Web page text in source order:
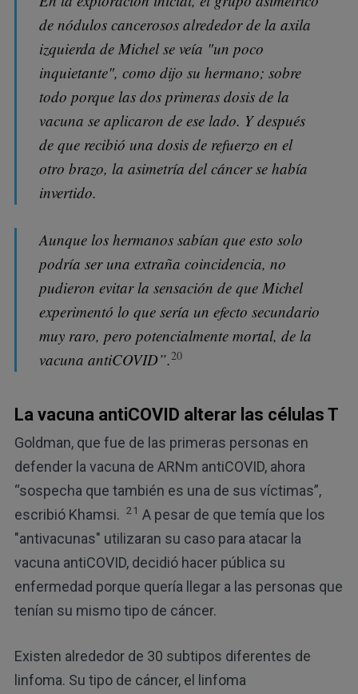
de nódulos cancerosos alrededor de la axila
izquierda de Michel se veía "un poco
inquietante", como dijo su hermano; sobre
todo porque las dos primeras dosis de la
vacuna se aplicaron de ese lado. Y después
de que recibió una dosis de refuerzo en el
otro brazo, la asimetría del cáncer se había
invertido.
Aunque los hermanos sabían que esto solo
podría ser una extraña coincidencia, no
pudieron evitar la sensación de que Michel
experimentó lo que sería un efecto secundario
muy raro, pero potencialmente mortal, de la
vacuna antiCOVID”.20
La vacuna antiCOVID alterar las células T
Goldman, que fue de las primeras personas en
defender la vacuna de ARNm antiCOVID, ahora
“sospecha que también es una de sus víctimas”,
escribió Khamsi. 21 A pesar de que temía que los
"antivacunas" utilizaran su caso para atacar la
vacuna antiCOVID, decidió hacer pública su
enfermedad porque quería llegar a las personas que
tenían su mismo tipo de cáncer.
Existen alrededor de 30 subtipos diferentes de
linfoma. Su tipo de cáncer, el linfoma